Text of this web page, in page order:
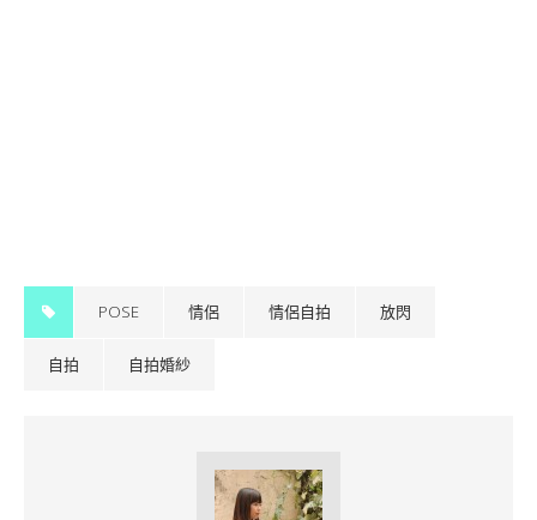
POSE 情侶 情侶自拍 放閃
自拍 自拍婚紗